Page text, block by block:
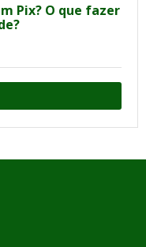
Pix? O que fazer